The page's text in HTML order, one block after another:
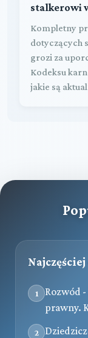
stalkerowi
Kompletny
dotyczących
grozi za
Kodeksu
jakie są
1
Rozwód
prawny.
2